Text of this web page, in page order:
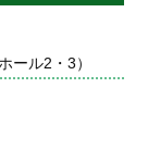
ール2・3）